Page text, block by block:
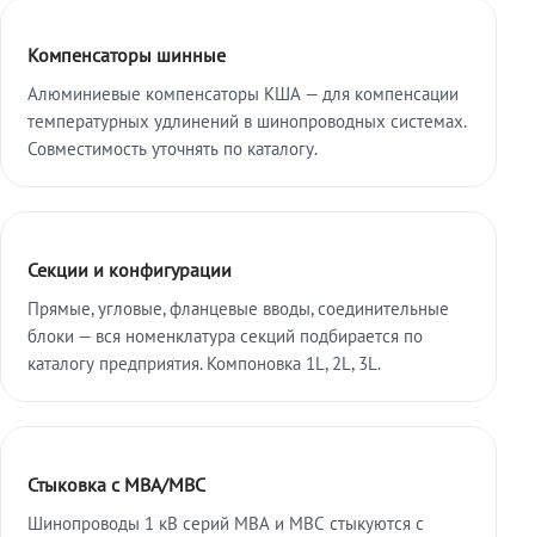
Компенсаторы шинные
Алюминиевые компенсаторы КША — для компенсации
температурных удлинений в шинопроводных системах.
Совместимость уточнять по каталогу.
Секции и конфигурации
Прямые, угловые, фланцевые вводы, соединительные
блоки — вся номенклатура секций подбирается по
каталогу предприятия. Компоновка 1L, 2L, 3L.
Стыковка с МВА/МВС
Шинопроводы 1 кВ серий МВА и МВС стыкуются с